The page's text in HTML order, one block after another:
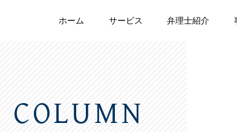
ホーム サービス 弁理士紹介
COLUMN